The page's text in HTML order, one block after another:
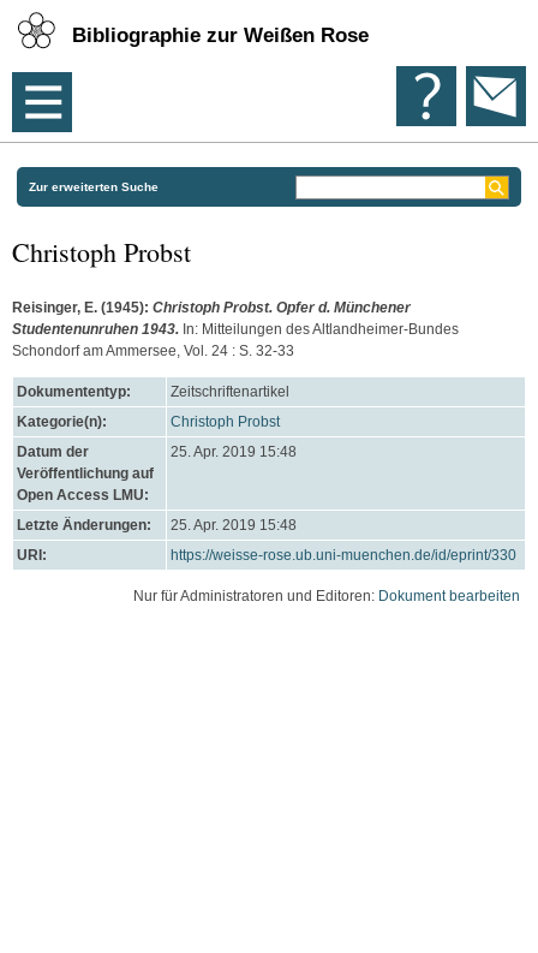
Bibliographie zur Weißen Rose
Zur erweiterten Suche
Christoph Probst
Reisinger, E. (1945): Christoph Probst. Opfer d. Münchener
Studentenunruhen 1943. In: Mitteilungen des Altlandheimer-Bundes
Schondorf am Ammersee, Vol. 24 : S. 32-33
Dokumententyp:
Zeitschriftenartikel
Kategorie(n):
Christoph Probst
Datum der
Veröffentlichung auf
Open Access LMU:
25. Apr. 2019 15:48
Letzte Änderungen:
25. Apr. 2019 15:48
URI:
https://weisse-rose.ub.uni-muenchen.de/id/eprint/330
Nur für Administratoren und Editoren: Dokument bearbeiten